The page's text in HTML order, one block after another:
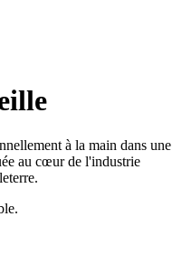
à la main dans une
au cœur de l'industrie